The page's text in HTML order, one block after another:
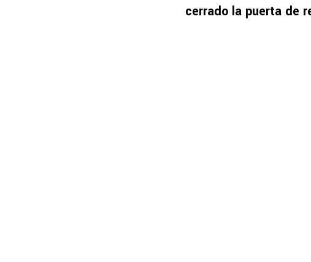
cerrado la puerta de